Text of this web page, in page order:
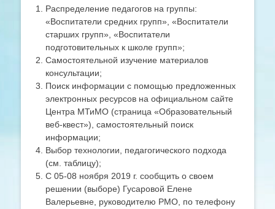
Распределение педагогов на группы:
«Воспитатели средних групп», «Воспитатели
старших групп», «Воспитатели
подготовительных к школе групп»;
Самостоятельной изучение материалов
консультации;
Поиск информации с помощью предложенных
электронных ресурсов на официальном сайте
Центра МТиМО (страница «Образовательный
веб-квест»), самостоятельный поиск
информации;
Выбор технологии, педагогического подхода
(см. таблицу);
С 05-08 ноября 2019 г. сообщить о своем
решении (выборе) Гусаровой Елене
Валерьевне, руководителю РМО, по телефону